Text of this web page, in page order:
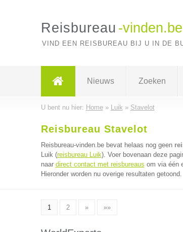
Reisbureau -vinden.be
VIND EEN REISBUREAU BIJ U IN DE
Nieuws Zoeken
U bent nu hier: Home» Luik » Stavelot
Reisbureau Stavelot
Reisbureau-vinden.be bevat helaas nog geen
Luik (reisbureau Luik). Voer bovenaan deze
naar direct contact met reisbureaus om via één
Hieronder worden nu overige resultaten getoond.
1 2 » »»